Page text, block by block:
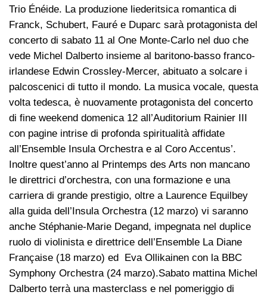
Trio Énéide. La produzione liederitsica romantica di
Franck, Schubert, Fauré e Duparc sarà protagonista del
concerto di sabato 11 al One Monte-Carlo nel duo che
vede Michel Dalberto insieme al baritono-basso franco-
irlandese Edwin Crossley-Mercer, abituato a solcare i
palcoscenici di tutto il mondo. La musica vocale, questa
volta tedesca, è nuovamente protagonista del concerto
di fine weekend domenica 12 all’Auditorium Rainier III
con pagine intrise di profonda spiritualità affidate
all’Ensemble Insula Orchestra e al Coro Accentus’.
Inoltre quest’anno al Printemps des Arts non mancano
le direttrici d’orchestra, con una formazione e una
carriera di grande prestigio, oltre a Laurence Equilbey
alla guida dell’Insula Orchestra (12 marzo) vi saranno
anche Stéphanie-Marie Degand, impegnata nel duplice
ruolo di violinista e direttrice dell’Ensemble La Diane
Française (18 marzo) ed Eva Ollikainen con la BBC
Symphony Orchestra (24 marzo).Sabato mattina Michel
Dalberto terrà una masterclass e nel pomeriggio di